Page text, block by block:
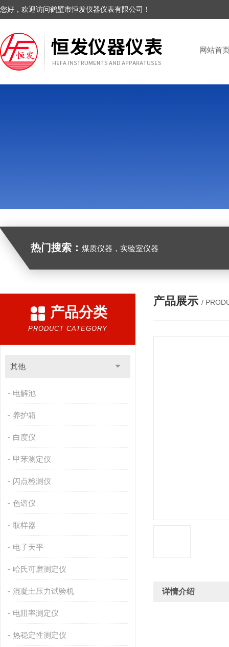
您好，欢迎访问鹤壁市恒发仪器仪表有限公司！
网站首
热门搜索： 煤质仪器，实验室仪器
产品分类
PRODUCT CATEGORY
其他
电解池
养护箱
白度仪
甲苯测定仪
闪点检测仪
色谱仪
取样器
电子天平
哈氏可磨测定仪
混凝土压力试验机
电阻率测定仪
热稳定性测定仪
产品展示 /
详情介绍